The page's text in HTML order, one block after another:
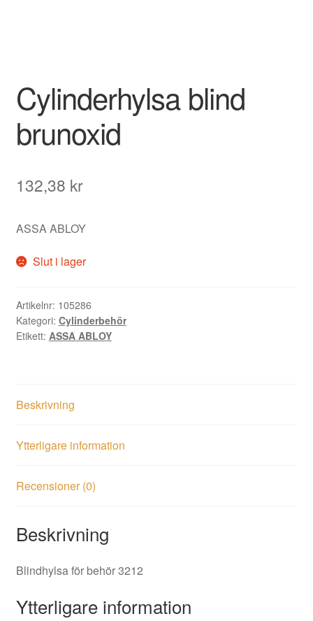
Cylinderhylsa blind
brunoxid
132,38 kr
ASSA ABLOY
Slut i lager
Artikelnr: 105286
Kategori: Cylinderbehör
Etikett: ASSA ABLOY
Beskrivning
Ytterligare information
Recensioner (0)
Beskrivning
Blindhylsa för behör 3212
Ytterligare information